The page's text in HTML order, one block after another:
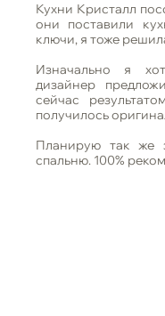
Кухни Кристалл
они поставили
ключи, я тоже
Изначально я
дизайнер
сейчас
получилось
Планирую так же
спальню. 100%